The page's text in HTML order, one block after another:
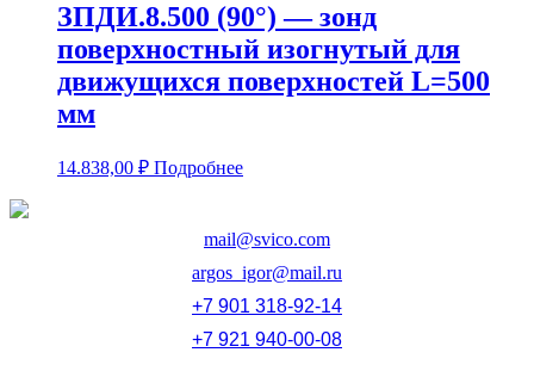
ЗПДИ.8.500 (90°) — зонд
поверхностный изогнутый для
движущихся поверхностей L=500
мм
14.838,00 ₽ Подробнее
mail@svico.com
argos_igor@mail.ru
+7 901 318-92-14
+7 921 940-00-08